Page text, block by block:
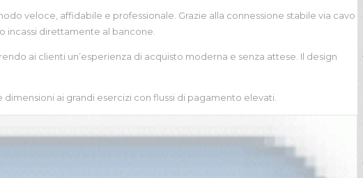
veloce, affidabile e professionale. Grazie alla connessione stabile via cavo
incassi direttamente al bancone.
ai clienti un’esperienza di acquisto moderna e senza attese. Il design
ai grandi esercizi con flussi di pagamento elevati.